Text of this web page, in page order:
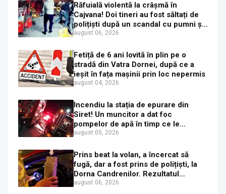
Răfuială violentă la crâșmă în
Cajvana! Doi tineri au fost săltați de
polițiști după un scandal cu pumni și
mașini distruse
august 06, 2026
Fetiță de 6 ani lovită în plin pe o
stradă din Vatra Dornei, după ce a
ieșit în fața mașinii prin loc nepermis
august 04, 2026
Incendiu la stația de epurare din
Siret! Un muncitor a dat foc
pompelor de apă în timp ce le
alimenta cu combustibil
august 05, 2026
Prins beat la volan, a încercat să
fugă, dar a fost prins de polițiști, la
Dorna Candrenilor. Rezultatul
etilotestului: 1,59 mg/l alcool pur în
august 06, 2026